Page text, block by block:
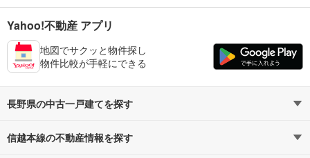
Yahoo!不動産 アプリ
地図でサクッと物件探し
物件比較が手軽にできる
長野県の中古一戸建てを探す
路線・駅から探す
信越本線の不動産情報を探す